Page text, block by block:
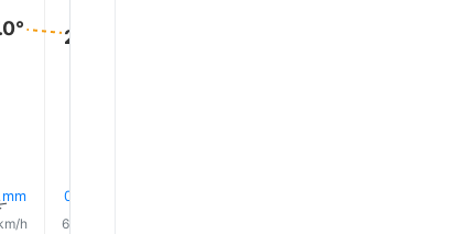
h
26.0°
0.0 mm
6.0 km/h